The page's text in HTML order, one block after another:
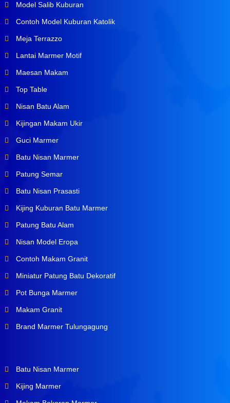
Model Salib Kuburan
Contoh Model Kuburan Katolik
Meja Terrazzo
Lantai Marmer Motif
Maesan Makam
Top Table
Nisan Batu Alam
Kijingan Makam Ukir
Guci Marmer
Batu Nisan Marmer
Patung Semar
Batu Nisan Prasasti
Kijing Kuburan Batu Marmer
Patung Batu Alam
Nisan Model Eropa
Contoh Makam Granit
Miniatur Patung Batu Dekoratif
Pot Bunga Marmer
Makam Granit
Brand Marmer Tulungagung
Batu Nisan Marmer
Kijing Marmer